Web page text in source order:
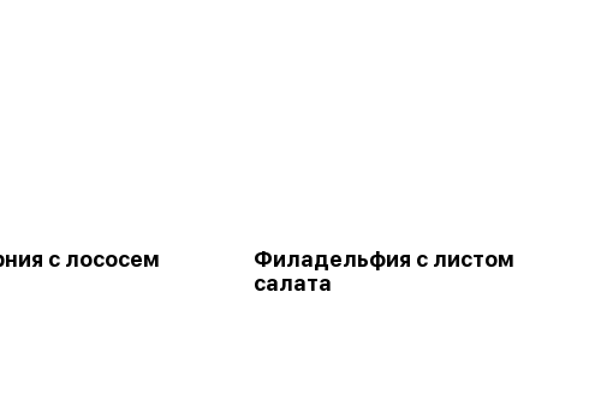
с лососем
Филадельфия с листом
салата